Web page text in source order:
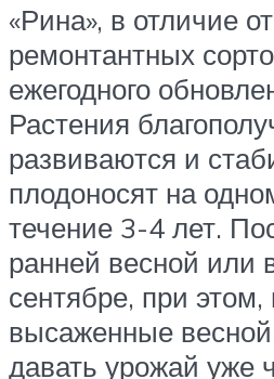
«Рина», в отличие
ремонтантных
ежегодного
Растения
развиваются и
плодоносят на
течение 3-4 лет.
ранней весной или
сентябре, при
высаженные
давать урожай уже